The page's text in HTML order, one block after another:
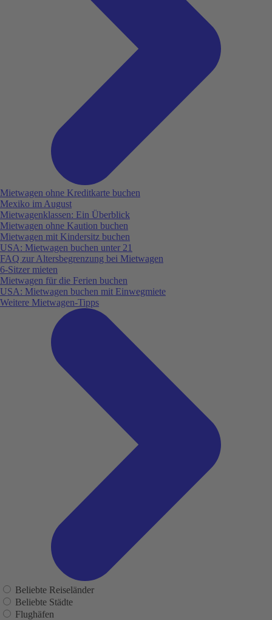
Mietwagen ohne Kreditkarte buchen
Mexiko im August
Mietwagenklassen: Ein Überblick
Mietwagen ohne Kaution buchen
Mietwagen mit Kindersitz buchen
USA: Mietwagen buchen unter 21
FAQ zur Altersbegrenzung bei Mietwagen
6-Sitzer mieten
Mietwagen für die Ferien buchen
USA: Mietwagen buchen mit Einwegmiete
Weitere Mietwagen-Tipps
Beliebte Reiseländer
Beliebte Städte
Flughäfen